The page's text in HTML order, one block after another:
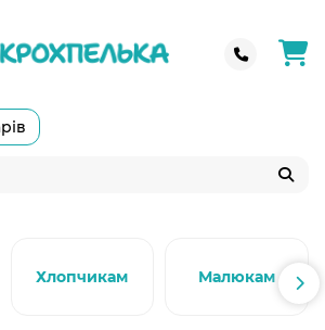
Хлопчикам Малюкам